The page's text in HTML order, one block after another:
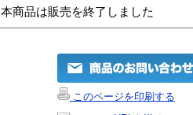
本商品は販売を終了しました
このページを印刷する